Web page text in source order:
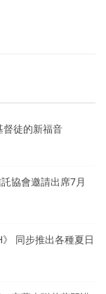
督徒的新福音
協會邀請出席7月
同步推出各種夏日